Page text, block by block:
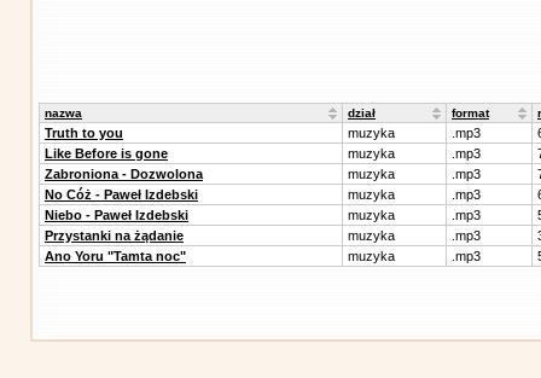
nazwa dział format
Truth to you muzyka .mp3
Like Before is gone
muzyka .mp3
Zabroniona - Dozwolona
muzyka .mp3
No Cóż - Paweł Izdebski
muzyka .mp3
Niebo - Paweł Izdebski
muzyka .mp3
Przystanki na żądanie
muzyka .mp3
Ano Yoru "Tamta noc"
muzyka .mp3